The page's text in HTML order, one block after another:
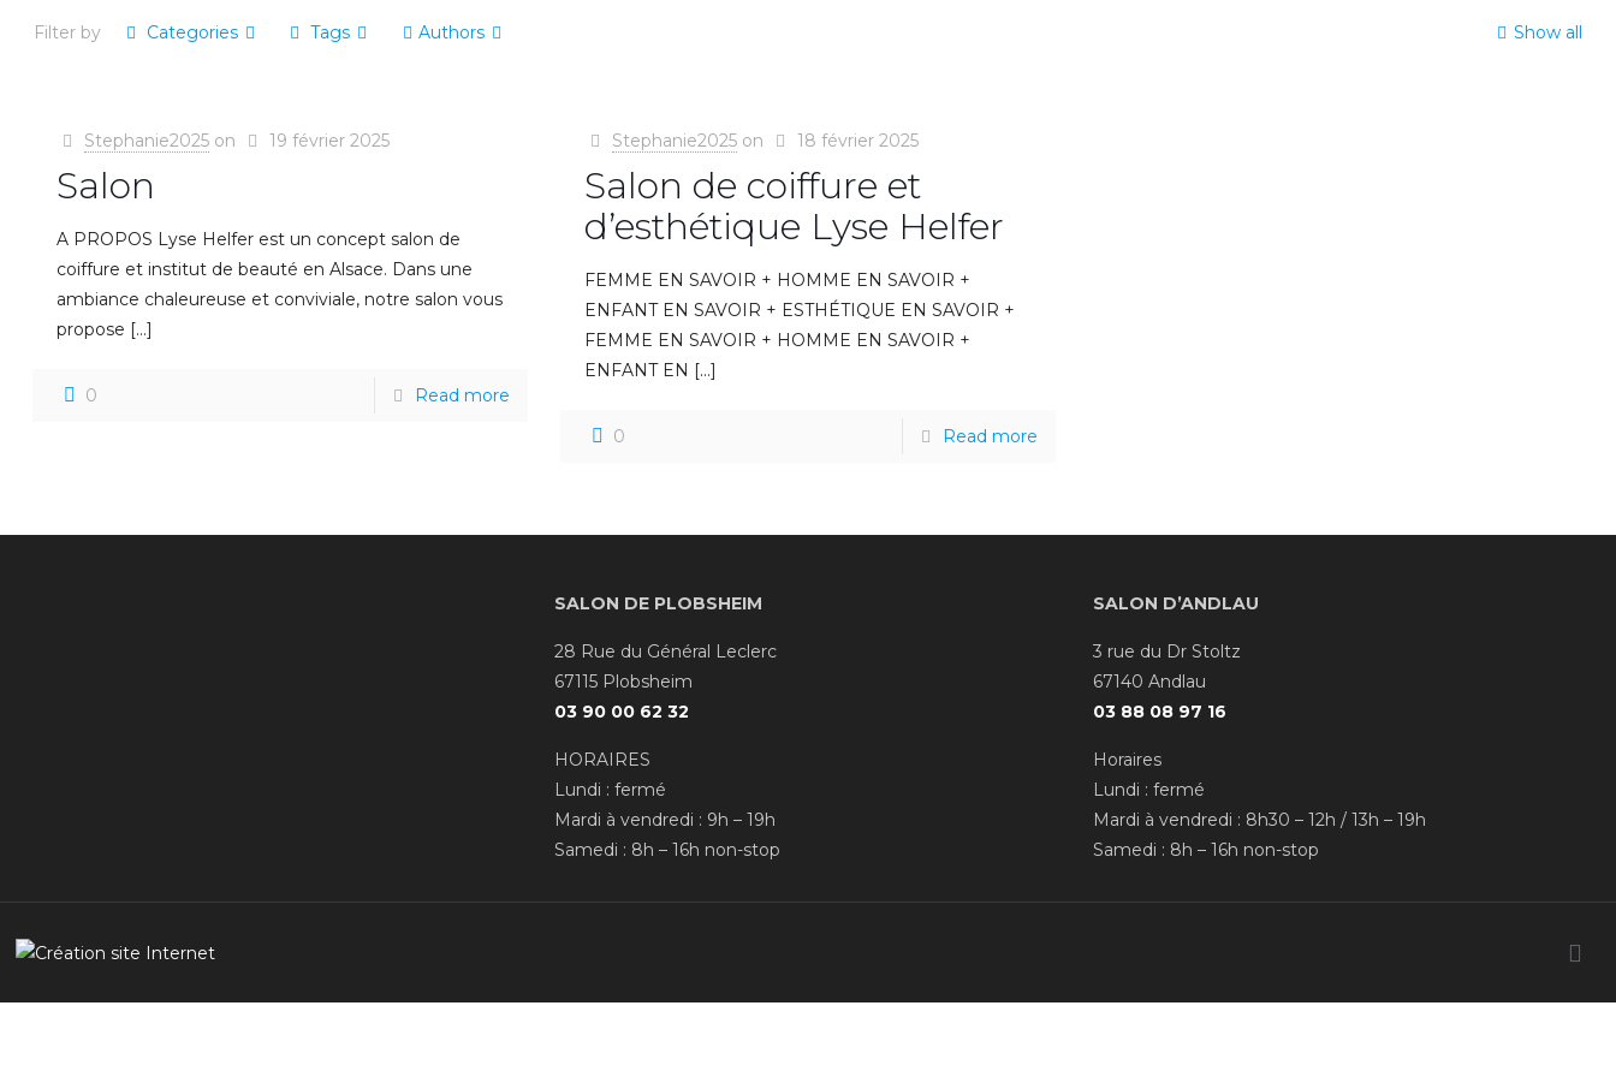
Filter by Categories Tags Authors Show all
Stephanie2025 on 19 février 2025
Salon
A PROPOS Lyse Helfer est un concept salon de
coiffure et institut de beauté en Alsace. Dans une
ambiance chaleureuse et conviviale, notre salon vous
propose […]
0 Read more
Stephanie2025 on 18 février 2025
Salon de coiffure et
d’esthétique Lyse Helfer
FEMME EN SAVOIR + HOMME EN SAVOIR +
ENFANT EN SAVOIR + ESTHÉTIQUE EN SAVOIR +
FEMME EN SAVOIR + HOMME EN SAVOIR +
ENFANT EN […]
0 Read more
SALON DE PLOBSHEIM
28 Rue du Général Leclerc
67115 Plobsheim
03 90 00 62 32
HORAIRES
Lundi : fermé
Mardi à vendredi : 9h – 19h
Samedi : 8h – 16h non-stop
SALON D’ANDLAU
3 rue du Dr Stoltz
67140 Andlau
03 88 08 97 16
Horaires
Lundi : fermé
Mardi à vendredi : 8h30 – 12h / 13h – 19h
Samedi : 8h – 16h non-stop